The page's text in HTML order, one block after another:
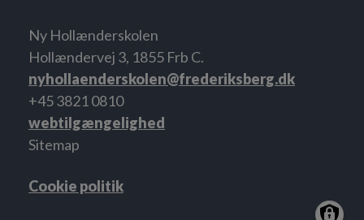
Ny Hollænderskolen
Hollændervej 3, 1855 Frb C.
nyhollaenderskolen@frederiksberg.dk
+45 3821 0810
webtilgængelighed
Sitemap
Cookie politik